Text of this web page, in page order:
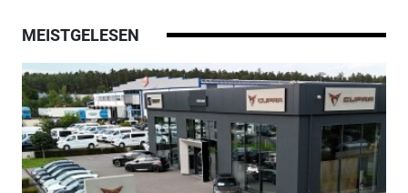
MEISTGELESEN